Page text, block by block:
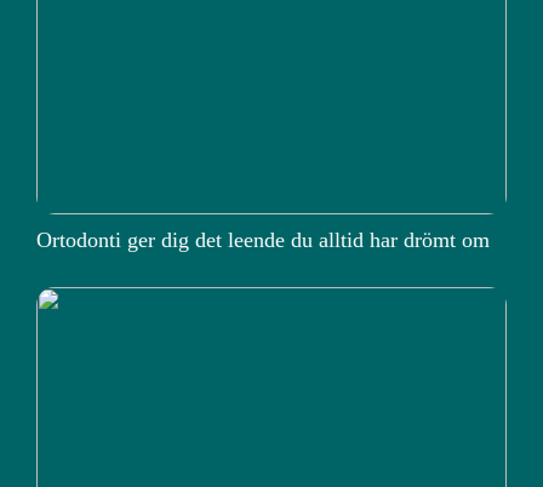
Ortodonti ger dig det leende du alltid har drömt om